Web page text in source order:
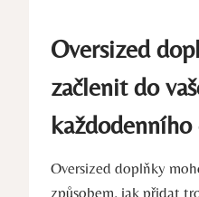
Oversized
začlenit do
Oversized doplňky
způsobem, jak přidat